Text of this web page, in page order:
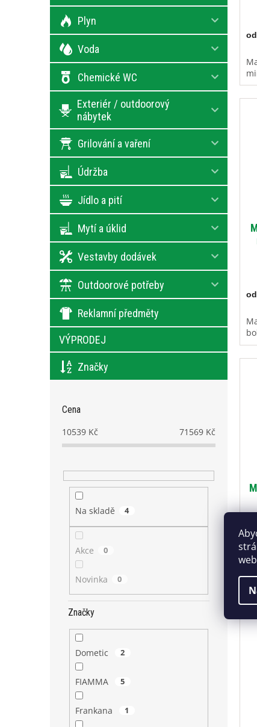
Plyn
Voda
Chemické WC
Exteriér / outdoorový
nábytek
Grilování a vaření
Údržba
Jídlo a pití
Mytí a úklid
Vestavby dodávek
Outdoorové potřeby
Reklamní předměty
VÝPRODEJ
Značky
Cena
10539 Kč 71569 Kč
Na skladě 4
Akce 0
Novinka 0
Značky
Dometic 2
FIAMMA 5
Frankana 1
od
od
od